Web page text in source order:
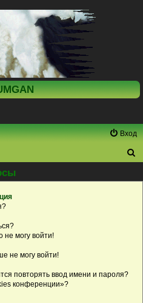
Вход
и
не могу войти!
не могу войти!
повторять ввод имени и пароля?
конференции»?